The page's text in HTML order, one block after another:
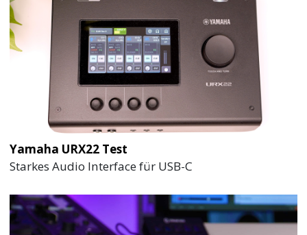
Yamaha URX22 Test
Starkes Audio Interface für USB-C